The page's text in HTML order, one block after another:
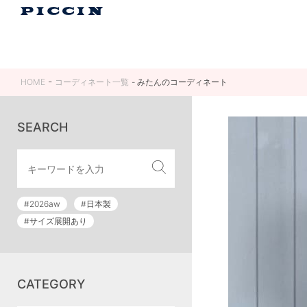
HOME コーディネート一覧 みたんのコーディネート
SEARCH
#2026aw
#日本製
#サイズ展開あり
CATEGORY